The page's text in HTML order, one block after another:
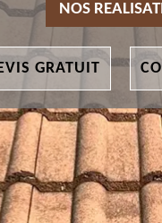
NOS
GRATUIT